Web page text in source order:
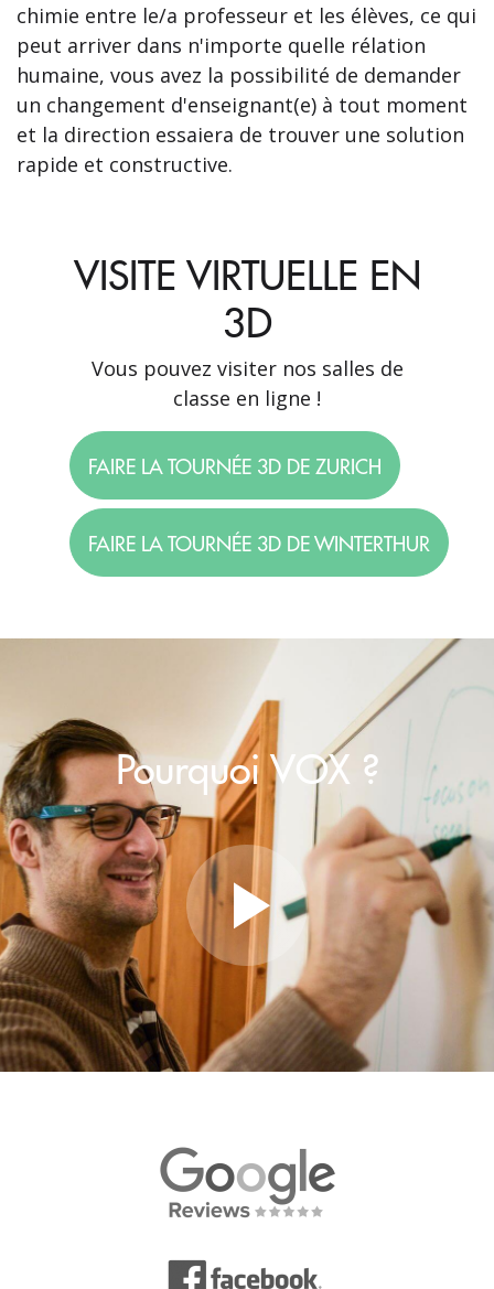
chimie entre le/a professeur et les élèves, ce qui
peut arriver dans n'importe quelle rélation
humaine, vous avez la possibilité de demander
un changement d'enseignant(e) à tout moment
et la direction essaiera de trouver une solution
rapide et constructive.
VISITE VIRTUELLE EN
3D
Vous pouvez visiter nos salles de
classe en ligne !
FAIRE LA TOURNÉE 3D DE ZURICH
FAIRE LA TOURNÉE 3D DE WINTERTHUR
Pourquoi VOX ?